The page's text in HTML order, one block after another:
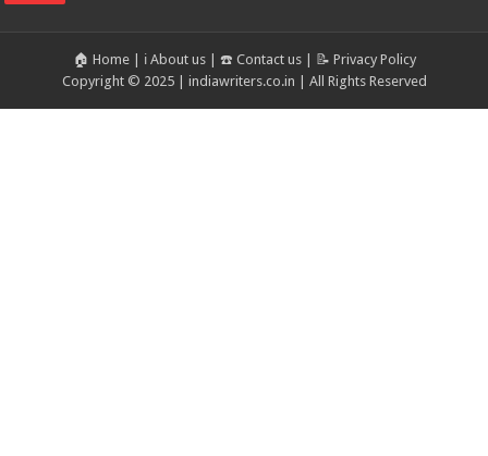
🏠 Home| ℹ️ About us| ☎️ Contact us|
📝 Privacy Policy
Copyright © 2025 | indiawriters.co.in | All Rights Reserved